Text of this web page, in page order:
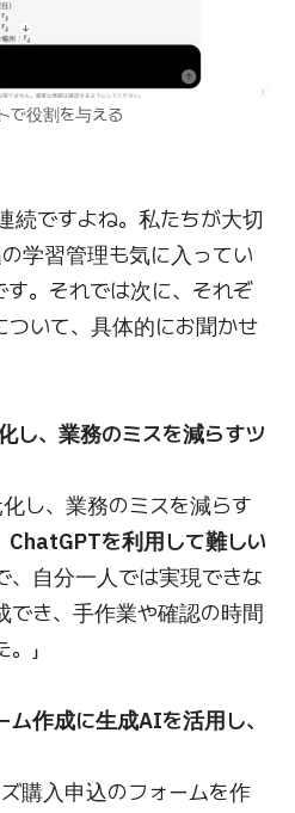
で役割を与える
続ですよね。私たちが大切
の学習管理も気に入ってい
。それでは次に、それぞ
ついて、具体的にお聞かせ
し、業務のミスを減らすツ
し、業務のミスを減らす
ChatGPTを利用して難しい
、自分一人では実現できな
でき、手作業や確認の時間
」
作成に生成AIを活用し、
購入申込のフォームを作